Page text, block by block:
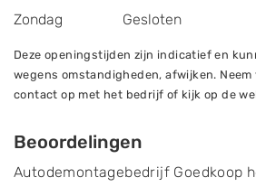
Zondag
Gesloten
Deze openingstijden zijn indicatief en
wegens omstandigheden, afwijken. Neem
contact op met het bedrijf of kijk op de
Beoordelingen
Autodemontagebedrijf Goedkoop